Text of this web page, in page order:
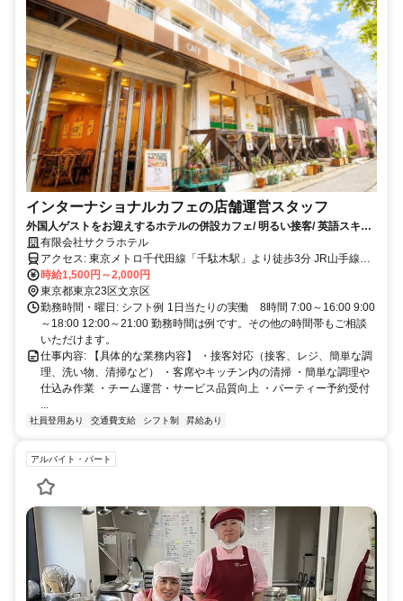
インターナショナルカフェの店舗運営スタッフ
外国人ゲストをお迎えするホテルの併設カフェ/ 明るい接客/ 英語スキル/
料理好きを活かせる職場！
有限会社サクラホテル
アクセス: 東京メトロ千代田線「千駄木駅」より徒歩3分 JR山手線
時給1,500円～2,000円
東京都東京23区文京区
勤務時間・曜日: シフト例 1日当たりの実働 8時間 7:00～16:00 9:00
～18:00 12:00～21:00 勤務時間は例です。その他の時間帯もご相談
いただけます。
仕事内容: 【具体的な業務内容】 ・接客対応（接客、レジ、簡単な調
理、洗い物、清掃など） ・客席やキッチン内の清掃 ・簡単な調理や
仕込み作業 ・チーム運営・サービス品質向上 ・パーティー予約受付
...
社員登用あり 交通費支給 シフト制 昇給あり
アルバイト・パート